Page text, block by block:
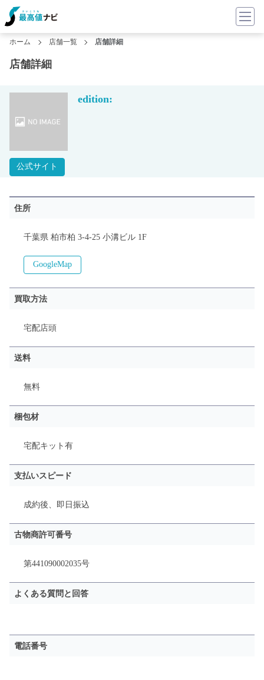
ホーム 店舗一覧 店舗詳細
店舗詳細
公式サイト
edition:
住所
千葉県 柏市柏 3-4-25 小溝ビル 1F
GoogleMap
買取方法
宅配店頭
送料
無料
梱包材
宅配キット有
支払いスピード
成約後、即日振込
古物商許可番号
第441090002035号
よくある質問と回答
電話番号